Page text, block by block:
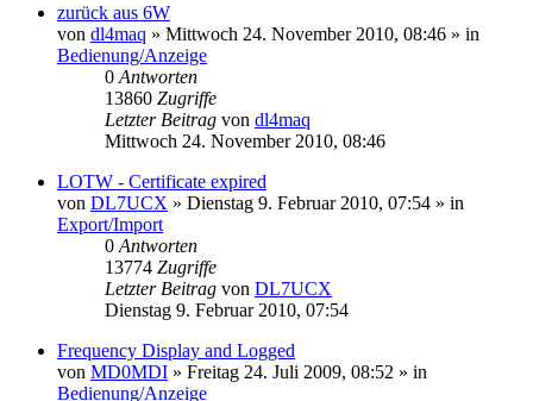
zurück aus 6W
von dl4maq » Mittwoch 24. November 2010, 08:46 » in
Bedienung/Anzeige
0 Antworten
13860 Zugriffe
Letzter Beitrag von dl4maq
Mittwoch 24. November 2010, 08:46
LOTW - Certificate expired
von DL7UCX » Dienstag 9. Februar 2010, 07:54 » in
Export/Import
0 Antworten
13774 Zugriffe
Letzter Beitrag von DL7UCX
Dienstag 9. Februar 2010, 07:54
Frequency Display and Logged
von MD0MDI » Freitag 24. Juli 2009, 08:52 » in
Bedienung/Anzeige